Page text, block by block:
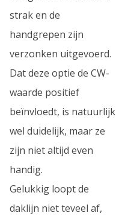
strak en de
handgrepen zijn
verzonken uitgevoerd.
Dat deze optie de CW-
waarde positief
beïnvloedt, is natuurlijk
wel duidelijk, maar ze
zijn niet altijd even
handig.
Gelukkig loopt de
daklijn niet teveel af,